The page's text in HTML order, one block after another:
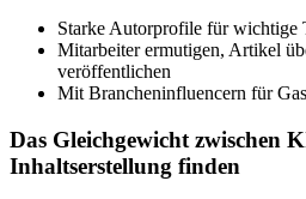
Starke Autorprofile für wichtige
Mitarbeiter ermutigen, Artikel
veröffentlichen
Mit Brancheninfluencern für
Das Gleichgewicht zwischen
Inhaltserstellung finden